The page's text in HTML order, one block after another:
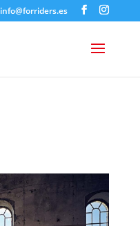
info@forriders.es